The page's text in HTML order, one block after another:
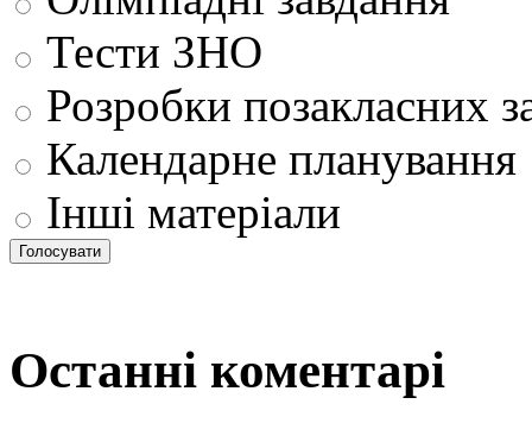
Тести ЗНО
Розробки позакласних
Календарне планування
Інші матеріали
Останні коментарі